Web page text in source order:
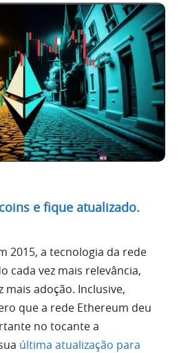
e fique atualizado.
2015, a tecnologia da rede
cada vez mais relevância,
mais adoção. Inclusive,
que a rede Ethereum deu
no tocante a
última atualização para